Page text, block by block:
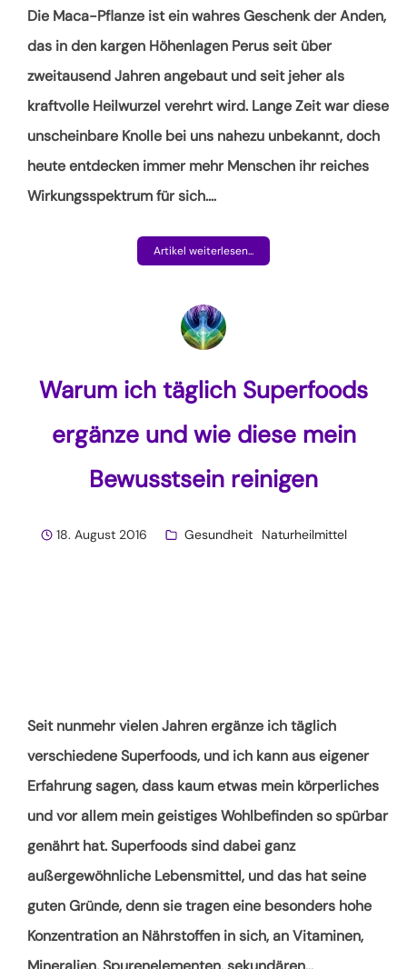
Die Maca-Pflanze ist ein wahres Geschenk der Anden,
das in den kargen Höhenlagen Perus seit über
zweitausend Jahren angebaut und seit jeher als
kraftvolle Heilwurzel verehrt wird. Lange Zeit war diese
unscheinbare Knolle bei uns nahezu unbekannt, doch
heute entdecken immer mehr Menschen ihr reiches
Wirkungsspektrum für sich.…
Artikel weiterlesen...
Warum ich täglich Superfoods
ergänze und wie diese mein
Bewusstsein reinigen
18. August 2016 Gesundheit Naturheilmittel
Seit nunmehr vielen Jahren ergänze ich täglich
verschiedene Superfoods, und ich kann aus eigener
Erfahrung sagen, dass kaum etwas mein körperliches
und vor allem mein geistiges Wohlbefinden so spürbar
genährt hat. Superfoods sind dabei ganz
außergewöhnliche Lebensmittel, und das hat seine
guten Gründe, denn sie tragen eine besonders hohe
Konzentration an Nährstoffen in sich, an Vitaminen,